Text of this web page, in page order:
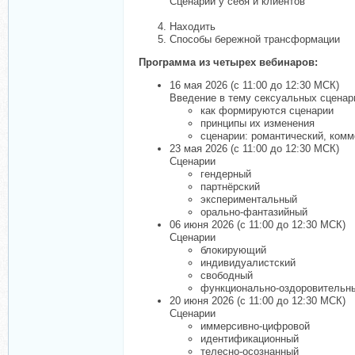
Находить
Способы бережной трансформации
Программа из четырех вебинаров:
16 мая 2026 (с 11:00 до 12:30 МСК)
Введение в тему сексуальных
как формируются сценарии
принципы их изменения
сценарии: романтический,
23 мая 2026 (с 11:00 до 12:30 МСК)
Сценарии
гендерный
партнёрский
экспериментальный
орально-фантазийный
06 июня 2026 (с 11:00 до 12:30 МСК)
Сценарии
блокирующий
индивидуалистский
свободный
функционально-
20 июня 2026 (с 11:00 до 12:30 МСК)
Сценарии
иммерсивно-цифровой
идентификационный
телесно-осознанный